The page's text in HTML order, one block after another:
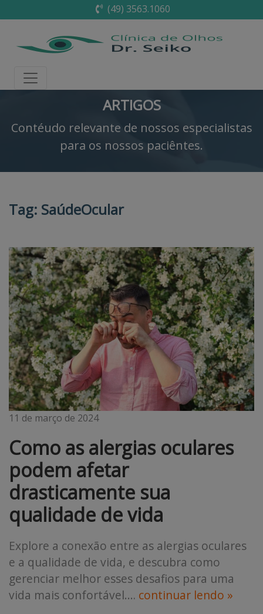
(49) 3563.1060
ARTIGOS
Contéudo relevante de nossos especialistas
para os nossos paciêntes.
Tag: SaúdeOcular
11 de março de 2024
Como as alergias oculares
podem afetar
drasticamente sua
qualidade de vida
Explore a conexão entre as alergias oculares
e a qualidade de vida, e descubra como
gerenciar melhor esses desafios para uma
vida mais confortável.… continuar lendo »